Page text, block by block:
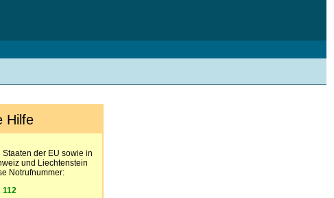
Hilfe
Staaten der EU sowie in
und Liechtenstein
Notrufnummer:
112